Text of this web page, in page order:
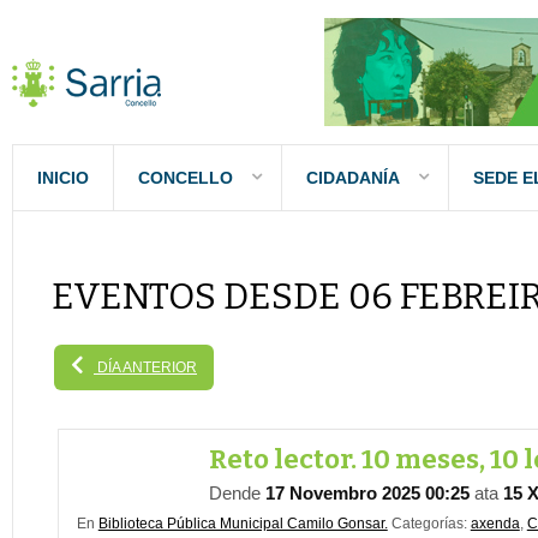
INICIO CONCELLO CIDADANÍA SEDE
EVENTOS DESDE 06
DÍA ANTERIOR
Reto lector. 10 meses, 10
Dende 17 Novembro 2025 00:25 ata 15
En Biblioteca Pública Municipal Camilo Gonsar. Categorías: axenda,